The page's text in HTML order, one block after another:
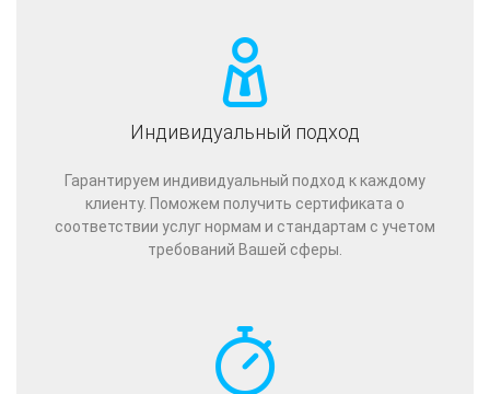
Индивидуальный подход
Гарантируем индивидуальный подход к каждому
клиенту. Поможем получить сертификата о
соответствии услуг нормам и стандартам с учетом
требований Вашей сферы.